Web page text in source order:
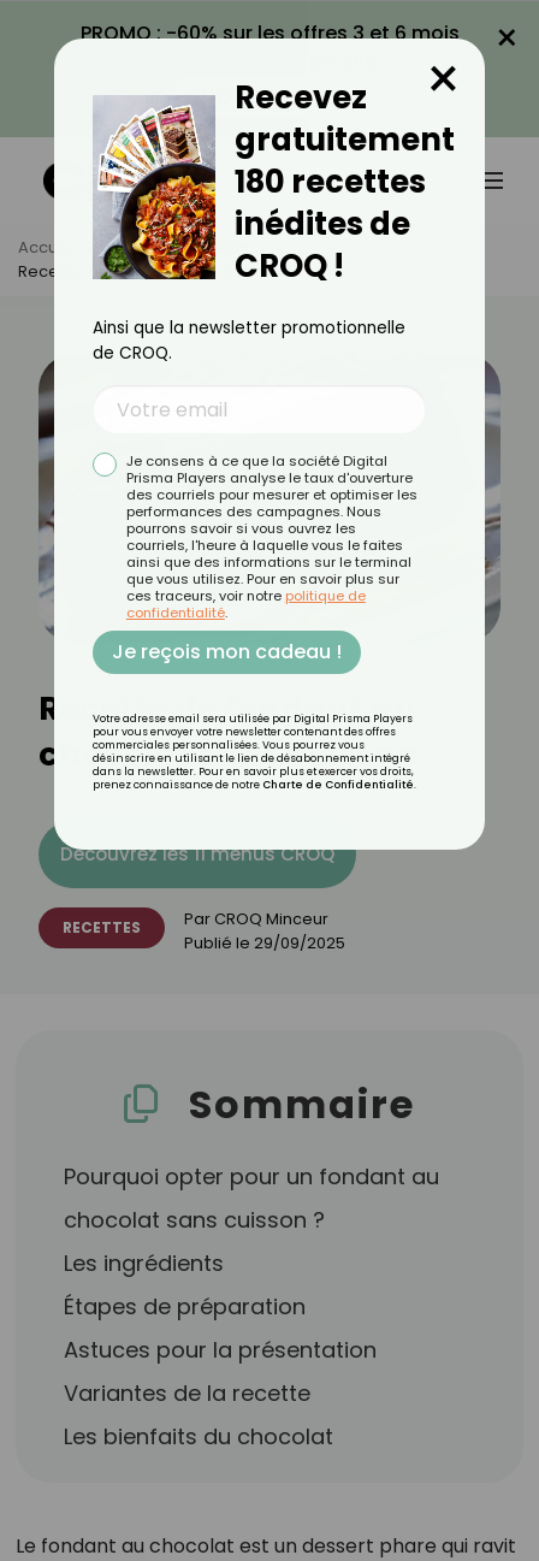
PROMO : -60% sur les offres 3 et 6 mois
VOIR LA PROMO
×
Accueil Actus
Recettes
Recette De Fondant Au Chocolat Sans Cuisson
Recette de fondant au
chocolat sans cuisson
Découvrez les 11 menus CROQ
RECETTES Par CROQ Minceur
Publié le 29/09/2025
Sommaire
Pourquoi opter pour un fondant au
chocolat sans cuisson ?
Les ingrédients
Étapes de préparation
Astuces pour la présentation
Variantes de la recette
Les bienfaits du chocolat
Le fondant au chocolat est un dessert phare qui ravit
Recevez
gratuitement
180 recettes
inédites de
CROQ !
×
Ainsi que la newsletter promotionnelle
de CROQ.
Je consens à ce que la société Digital
Prisma Players analyse le taux d'ouverture
des courriels pour mesurer et optimiser les
performances des campagnes. Nous
pourrons savoir si vous ouvrez les
courriels, l'heure à laquelle vous le faites
ainsi que des informations sur le terminal
que vous utilisez. Pour en savoir plus sur
ces traceurs, voir notre politique de
confidentialité.
Je reçois mon cadeau !
Votre adresse email sera utilisée par Digital Prisma Players
pour vous envoyer votre newsletter contenant des offres
commerciales personnalisées. Vous pourrez vous
désinscrire en utilisant le lien de désabonnement intégré
dans la newsletter. Pour en savoir plus et exercer vos droits,
prenez connaissance de notre Charte de Confidentialité.